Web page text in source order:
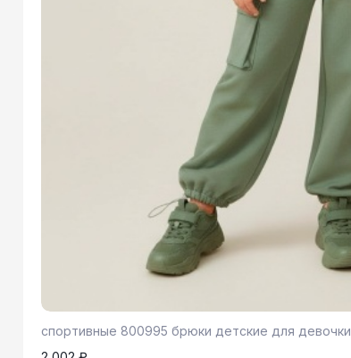
спортивные 800995 брюки детские для девочки